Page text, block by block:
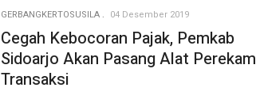
GERBANGKERTOSUSILA 04 Desember 2019
Cegah Kebocoran Pajak, Pemkab
Sidoarjo Akan Pasang Alat Perekam
Transaksi